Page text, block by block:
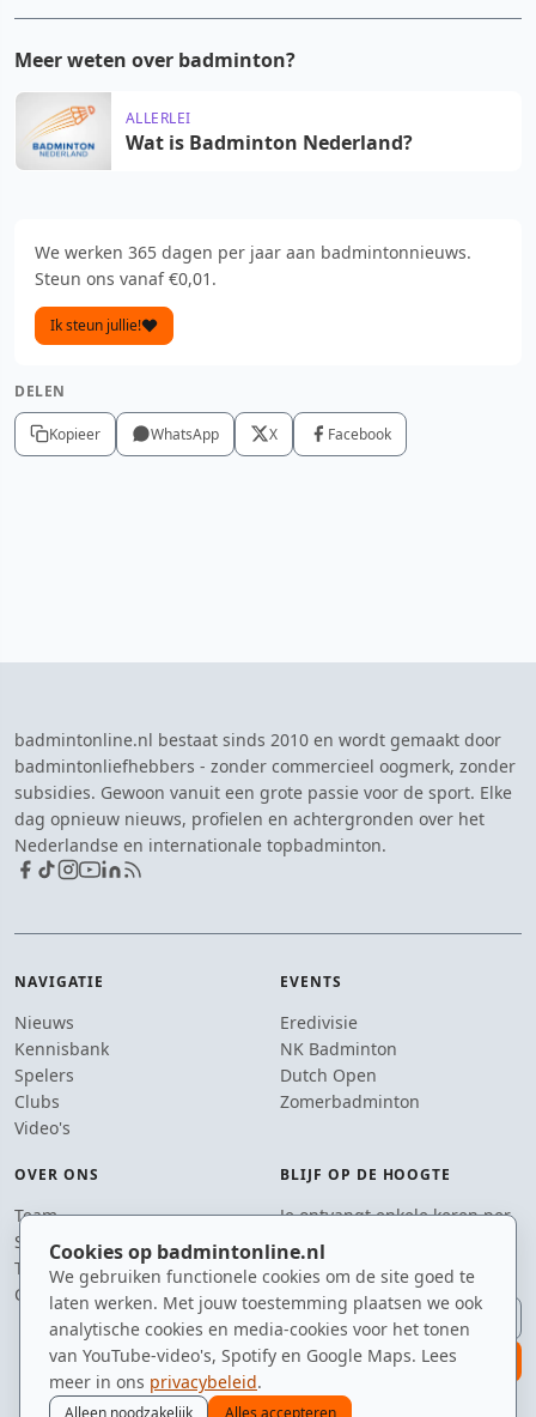
Cookies op badmintonline.nl
We gebruiken functionele cookies om de site goed te
laten werken. Met jouw toestemming plaatsen we ook
analytische cookies en media-cookies voor het tonen
van YouTube-video's, Spotify en Google Maps. Lees
meer in ons privacybeleid.
Alleen noodzakelijk Alles accepteren
Meer weten over badminton?
ALLERLEI
Wat is Badminton Nederland?
We werken 365 dagen per jaar aan badmintonnieuws.
Steun ons vanaf €0,01.
Ik steun jullie!
DELEN
Kopieer WhatsApp X Facebook
badmintonline.nl bestaat sinds 2010 en wordt gemaakt door
badmintonliefhebbers - zonder commercieel oogmerk, zonder
subsidies. Gewoon vanuit een grote passie voor de sport. Elke
dag opnieuw nieuws, profielen en achtergronden over het
Nederlandse en internationale topbadminton.
NAVIGATIE
Nieuws
Kennisbank
Spelers
Clubs
Video's
EVENTS
Eredivisie
NK Badminton
Dutch Open
Zomerbadminton
OVER ONS
Team
Supporters
Tip de redactie
Contact
BLIJF OP DE HOOGTE
Je ontvangt enkele keren per
jaar een e-mail met het
laatste badmintonnieuws.
E-mailadres
aanmelden